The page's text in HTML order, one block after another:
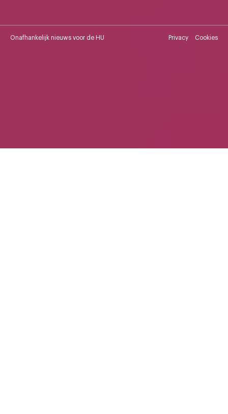
Onafhankelijk nieuws voor de HU Privacy Cookies